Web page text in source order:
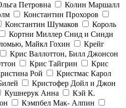
Петровна
Колин Маршалл
Константин Прохоров
Константин Шумаков
Король
Кортни Миллер Снид и Синди
Майкл Гохин
Крейг
Крис Валлоттон, Билл Джонсон
Крис Тайгрин
Крис
Рой
Кристмас Карол
Кристофер Дойл и Джон
Кушнерук Анна
Кэй К.
Кэмпбел Мак- Алпин